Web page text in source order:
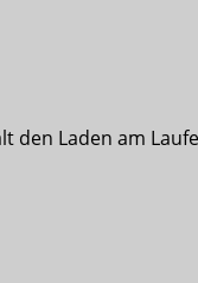
den Laden am